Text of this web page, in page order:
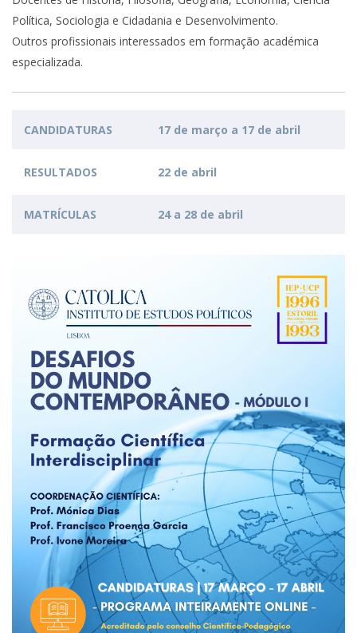
Política, Sociologia e Cidadania e Desenvolvimento.
Outros profissionais interessados em formação académica
especializada.
CANDIDATURAS 17 de março a 17 de abril
RESULTADOS 22 de abril
MATRÍCULAS 24 a 28 de abril